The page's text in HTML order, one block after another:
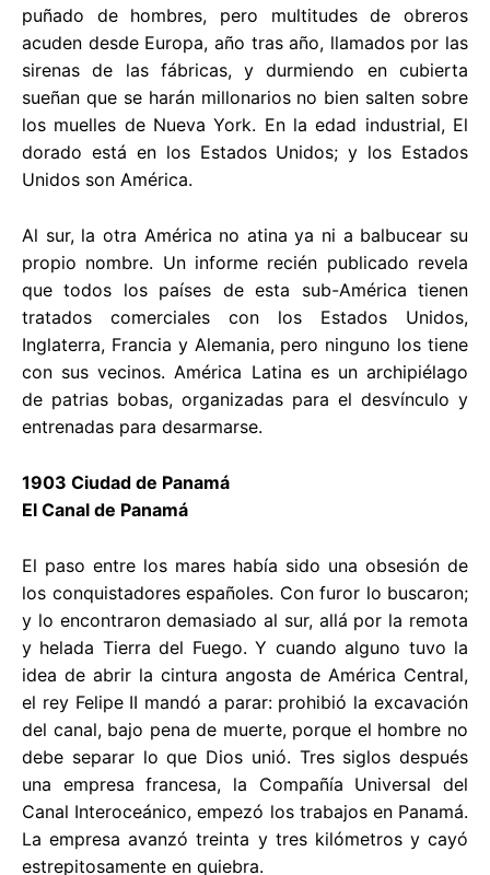
puñado de hombres, pero multitudes de obreros
acuden desde Europa, año tras año, llamados por las
sirenas de las fábricas, y durmiendo en cubierta
sueñan que se harán millonarios no bien salten sobre
los muelles de Nueva York. En la edad industrial, El
dorado está en los Estados Unidos; y los Estados
Unidos son América.
Al sur, la otra América no atina ya ni a balbucear su
propio nombre. Un informe recién publicado revela
que todos los países de esta sub-América tienen
tratados comerciales con los Estados Unidos,
Inglaterra, Francia y Alemania, pero ninguno los tiene
con sus vecinos. América Latina es un archipiélago
de patrias bobas, organizadas para el desvínculo y
entrenadas para desarmarse.
1903 Ciudad de Panamá
El Canal de Panamá
El paso entre los mares había sido una obsesión de
los conquistadores españoles. Con furor lo buscaron;
y lo encontraron demasiado al sur, allá por la remota
y helada Tierra del Fuego. Y cuando alguno tuvo la
idea de abrir la cintura angosta de América Central,
el rey Felipe II mandó a parar: prohibió la excavación
del canal, bajo pena de muerte, porque el hombre no
debe separar lo que Dios unió. Tres siglos después
una empresa francesa, la Compañía Universal del
Canal Interoceánico, empezó los trabajos en Panamá.
La empresa avanzó treinta y tres kilómetros y cayó
estrepitosamente en quiebra.